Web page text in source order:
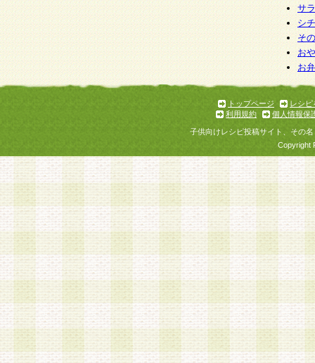
サ
シ
そ
お
お
トップページ
レシピ
利用規約
個人情報保
子供向けレシピ投稿サイト、その
Copyright